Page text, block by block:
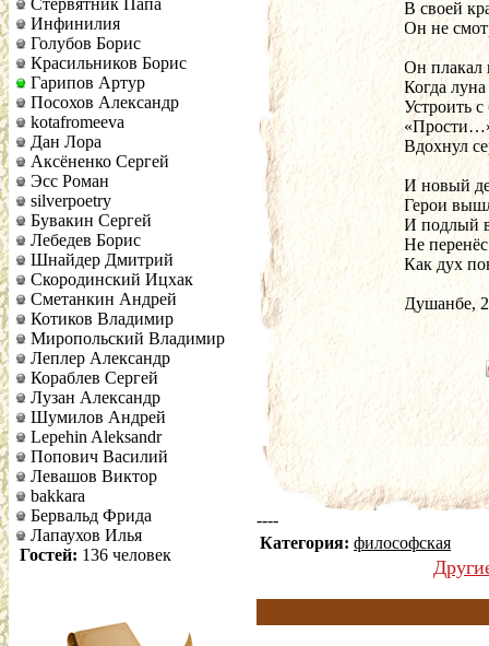
Стервятник Папа
Инфинилия
Голубов Борис
Красильников Борис
Гарипов Артур
Посохов Александр
kotafromeeva
Дан Лора
Аксёненко Сергей
Эсс Роман
silverpoetry
Бувакин Сергей
Лебедев Борис
Шнайдер Дмитрий
Скородинский Ицхак
Сметанкин Андрей
Котиков Владимир
Миропольский Владимир
Леплер Александр
Кораблев Сергей
Лузан Александр
Шумилов Андрей
Lepehin Aleksandr
Попович Василий
Левашов Виктор
bakkara
Бервальд Фрида
Лапаухов Илья
Гостей: 136 человек
В своей
Он не
Он плакал
Когда
Устроить
«Прости…»
Вдохнул
И новый
Герои
И подлый
Не
Как дух
Душанбе,
----
Категория: философская